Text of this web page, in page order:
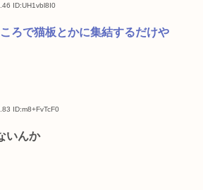
ID:UH1vbl8I0
ろで猫板とかに集結するだけや
ID:m8+FvTcF0
いんか